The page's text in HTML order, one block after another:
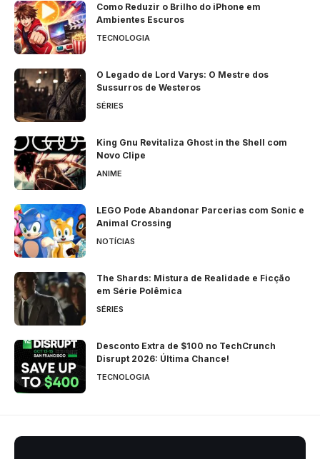
Como Reduzir o Brilho do iPhone em
Ambientes Escuros
TECNOLOGIA
O Legado de Lord Varys: O Mestre dos
Sussurros de Westeros
SÉRIES
King Gnu Revitaliza Ghost in the Shell com
Novo Clipe
ANIME
LEGO Pode Abandonar Parcerias com Sonic e
Animal Crossing
NOTÍCIAS
The Shards: Mistura de Realidade e Ficção
em Série Polêmica
SÉRIES
Desconto Extra de $100 no TechCrunch
Disrupt 2026: Última Chance!
TECNOLOGIA